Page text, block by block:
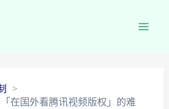
在国外看腾讯视频版权」的难